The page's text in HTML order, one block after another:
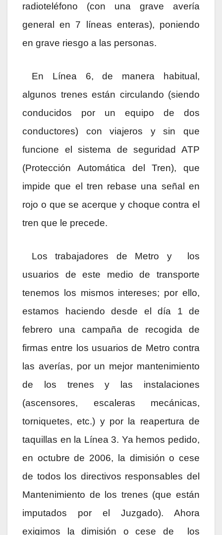
radioteléfono (con una grave avería
general en 7 líneas enteras), poniendo
en grave riesgo a las personas.
En Línea 6, de manera habitual,
algunos trenes están circulando (siendo
conducidos por un equipo de dos
conductores) con viajeros y sin que
funcione el sistema de seguridad ATP
(Protección Automática del Tren), que
impide que el tren rebase una señal en
rojo o que se acerque y choque contra el
tren que le precede.
Los trabajadores de Metro y
los
usuarios de este medio de transporte
tenemos los mismos intereses; por ello,
estamos haciendo desde el día 1 de
febrero una campaña de recogida de
firmas entre los usuarios de Metro contra
las averías, por un mejor mantenimiento
de los trenes y las instalaciones
(ascensores, escaleras mecánicas,
torniquetes, etc.) y por la reapertura de
taquillas en la Línea 3. Ya hemos pedido,
en octubre de 2006, la dimisión o cese
de todos los directivos responsables del
Mantenimiento de los trenes (que están
imputados por el Juzgado). Ahora
exigimos la dimisión o cese de
los